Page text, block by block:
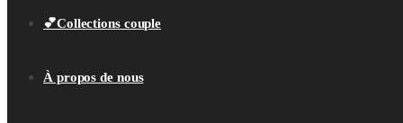
💕Collections couple
À propos de nous